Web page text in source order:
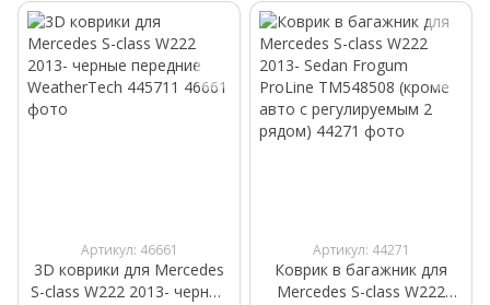
Артикул: 46661
3D коврики для Mercedes
S-class W222 2013- черные
Артикул: 44271
Коврик в багажник для
Mercedes S-class W222